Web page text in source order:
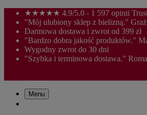
★★★★★ 4.9/5.0 - 1 597 opinii
"Mój ulubiony sklep z bielizną."
Darmowa dostawa i zwrot od 399 zł
"Bardzo dobra jakość produktów."
Wygodny zwrot do 30 dni
"Szybka i terminowa dostawa." Roma
Menu